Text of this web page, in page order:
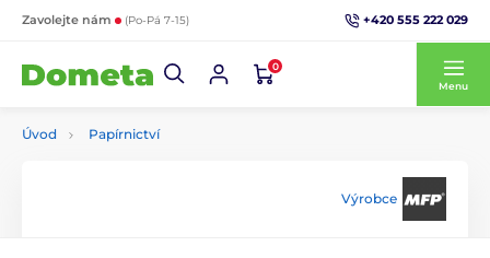
Zavolejte nám (Po-Pá 7-15) +420 555 222 029
0
Menu
Úvod Papírnictví
Výrobce